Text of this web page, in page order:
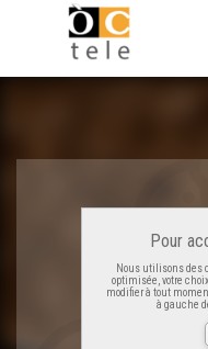
Pour
Nous utilisons des
optimisée, votre
modifier à tout
à gauche